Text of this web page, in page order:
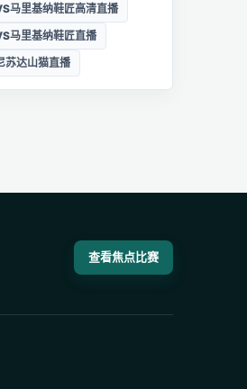
马里基纳鞋匠高清直播
马里基纳鞋匠直播
苏达山猫直播
查看焦点比赛